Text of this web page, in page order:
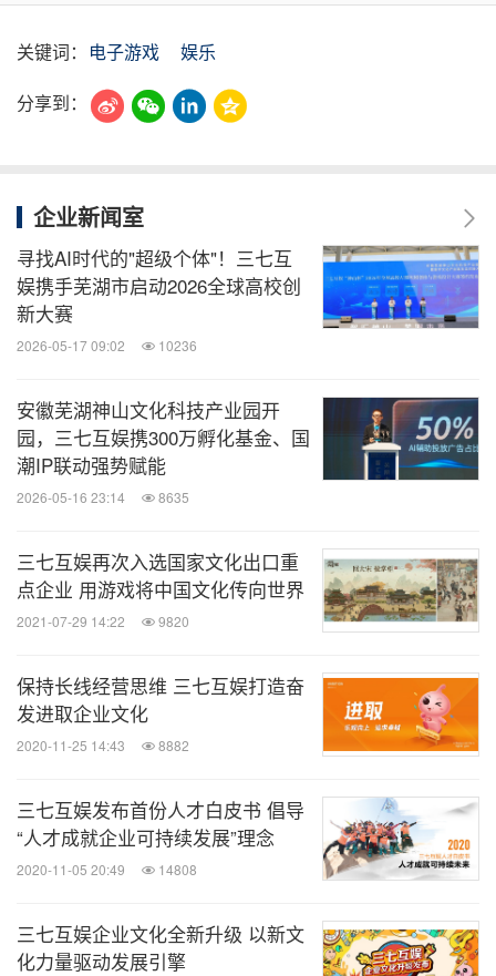
关键词： 电子游戏
娱乐
分享到：
企业新闻室
寻找AI时代的"超级个体"！三七互
娱携手芜湖市启动2026全球高校创
新大赛
2026-05-17 09:02 10236
安徽芜湖神山文化科技产业园开
园，三七互娱携300万孵化基金、国
潮IP联动强势赋能
2026-05-16 23:14 8635
三七互娱再次入选国家文化出口重
点企业 用游戏将中国文化传向世界
2021-07-29 14:22 9820
保持长线经营思维 三七互娱打造奋
发进取企业文化
2020-11-25 14:43 8882
三七互娱发布首份人才白皮书 倡导
“人才成就企业可持续发展”理念
2020-11-05 20:49 14808
三七互娱企业文化全新升级 以新文
化力量驱动发展引擎